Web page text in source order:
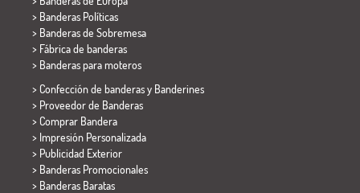
> Banderas Políticas
> Banderas de Sobremesa
> Fábrica de banderas
> Banderas para moteros
> Confección de banderas y Banderines
> Proveedor de Banderas
> Comprar Bandera
> Impresión Personalizada
> Publicidad Exterior
> Banderas Promocionales
> Banderas Baratas